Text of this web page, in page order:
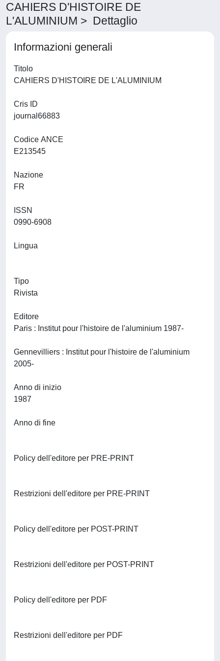
CAHIERS D'HISTOIRE DE
L'ALUMINIUM > Dettaglio
Informazioni generali
Titolo
Cris ID
Codice ANCE
Nazione
ISSN
Lingua
Tipo
Rivista
Editore
Paris : Institut pour l'histoire de l'aluminium 1987-
Gennevilliers : Institut pour l'histoire de l'aluminium
Anno di inizio
Anno di fine
Policy dell'editore per PRE-PRINT
Restrizioni dell'editore per PRE-PRINT
Policy dell'editore per POST-PRINT
Restrizioni dell'editore per POST-PRINT
Policy dell'editore per PDF
Restrizioni dell'editore per PDF